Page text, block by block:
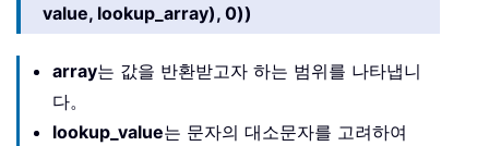
value, lookup_array), 0))
array는 값을 반환받고자 하는 범위를 나타냅니
다。
lookup_value는 문자의 대소문자를 고려하여